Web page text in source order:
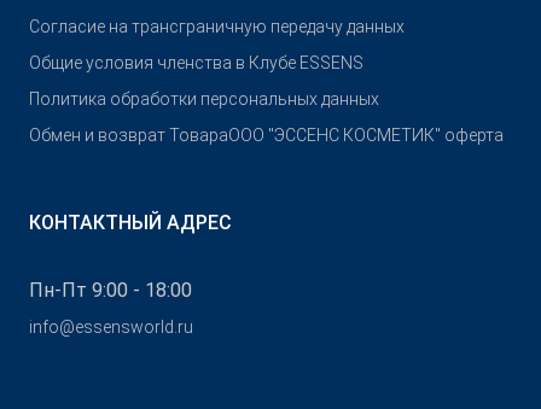
Согласие на трансграничную передачу данных
Общие условия членства в Клубе ESSENS
Политика обработки персональных данных
Обмен и возврат ТовараOOO "ЭССЕНС КОСМЕТИК" оферта
КОНТАКТНЫЙ АДРЕС
Пн-Пт 9:00 - 18:00
info@essensworld.ru